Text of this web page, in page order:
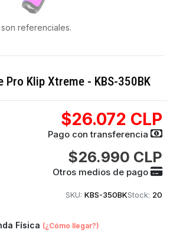
referenciales.
Pro Klip Xtreme - KBS-350BK
$26.072 CLP
Pago con transferencia
$26.990 CLP
Otros medios de pago
SKU: KBS-350BKStock: 20
Física (¿Cómo llegar?)